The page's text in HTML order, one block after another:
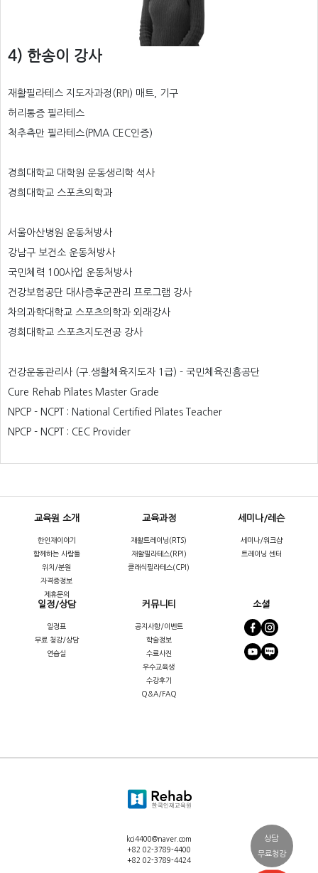
4) 한송이 강사
재활필라테스 지도자과정(RPI) 매트, 기구
허리통증 필라테스
척추측만 필라테스(PMA CEC인증)
경희대학교 대학원 운동생리학 석사
경희대학교 스포츠의학과
서울아산병원 운동처방사
강남구 보건소 운동처방사
국민체력 100사업 운동처방사
건강보험공단 대사증후군관리 프로그램 강사
차의과학대학교 스포츠의학과 외래강사
경희대학교 스포츠지도전공 강사
건강운동관리사 (구.생활체육지도자 1급) - 국민체육진흥공단
Cure Rehab Pilates Master Grade
NPCP - NCPT : National Certified Pilates Teacher
NPCP - NCPT : CEC Provider
교육원 소개
한인재이야기
함께하는 사람들
위치/분원
자격증정보
제휴문의
교육과정
재활트레이닝(RTS)
재활필라테스(RPI)
클래식필라테스(CPI)
세미나/레슨
세미나/워크샵
트레이닝 센터
일정/상담
일정표
무료 청강/상담
연습실
커뮤니티
공지사항/이벤트
학술정보
수료사진
우수교육생
수강후기
Q&A/FAQ
소셜
kci4400@naver.com
+82 02-3789-4400
+82 02-3789-4424
상담
무료청강